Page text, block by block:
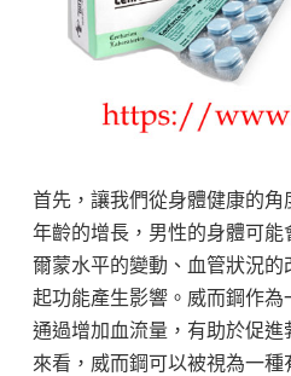
首先，讓我們從身體健康的
年齡的增長，男性的身體可
爾蒙水平的變動、血管狀況
起功能產生影響。威而鋼作為
通過增加血流量，有助於促
來看，威而鋼可以被視為一